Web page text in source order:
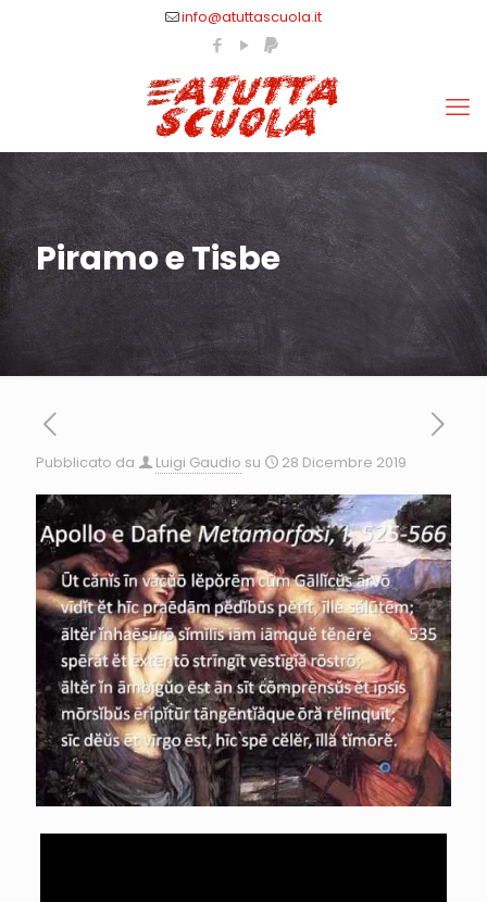
info@atuttascuola.it
Piramo e Tisbe
Pubblicato da Luigi Gaudio su 28 Dicembre 2019